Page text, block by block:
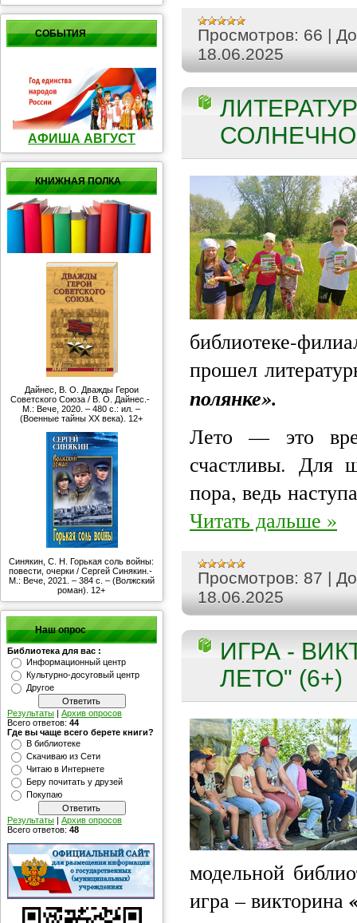
СОБЫТИЯ
АФИША АВГУСТ
КНИЖНАЯ ПОЛКА
Дайнес, В. О. Дважды Герои
Советского Союза / В. О. Дайнес.-
М.: Вече, 2020. – 480 с.: ил. –
(Военные тайны ХХ века). 12+
Синякин, С. Н. Горькая соль войны:
повести, очерки / Сергей Синякин.-
М.: Вече, 2021. – 384 с. – (Волжский
роман). 12+
Наш опрос
Библиотека для вас :
Информационный центр
Культурно-досуговый центр
Другое
Результаты | Архив опросов
Всего ответов: 44
Где вы чаще всего берете книги?
В библиотеке
Скачиваю из Сети
Читаю в Интернете
Беру почитать у друзей
Покупаю
Результаты | Архив опросов
Всего ответов: 48
Просмотров: 66 |
18.06.2025
библиотеке-
прошел
полянке».
Лето — это
счастливы. Для
пора, ведь
Читать дальше »
Просмотров: 87 |
18.06.2025
ИГРА -
ЛЕТО" (6+)
модельной
игра – викторина